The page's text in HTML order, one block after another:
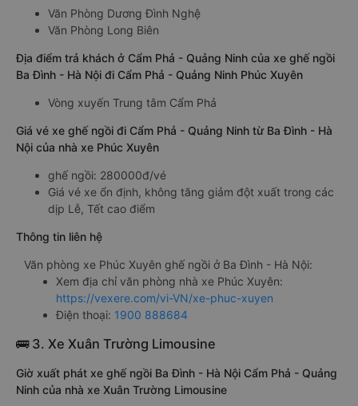
Văn Phòng Dương Đình Nghệ
Văn Phòng Long Biên
Địa điểm trả khách ở Cẩm Phả - Quảng Ninh của xe ghế ngồi
Ba Đình - Hà Nội đi Cẩm Phả - Quảng Ninh Phúc Xuyên
Vòng xuyến Trung tâm Cẩm Phả
Giá vé xe ghế ngồi đi Cẩm Phả - Quảng Ninh từ Ba Đình - Hà
Nội của nhà xe Phúc Xuyên
ghế ngồi: 280000đ/vé
Giá vé xe ổn định, không tăng giảm đột xuất trong các
dịp Lễ, Tết cao điểm
Thông tin liên hệ
Văn phòng xe Phúc Xuyên ghế ngồi ở Ba Đình - Hà Nội:
Xem địa chỉ văn phòng nhà xe Phúc Xuyên:
https://vexere.com/vi-VN/xe-phuc-xuyen
Điện thoại: 1900 888684
🚌 3. Xe Xuân Trường Limousine
Giờ xuất phát xe ghế ngồi Ba Đình - Hà Nội Cẩm Phả - Quảng
Ninh của nhà xe Xuân Trường Limousine